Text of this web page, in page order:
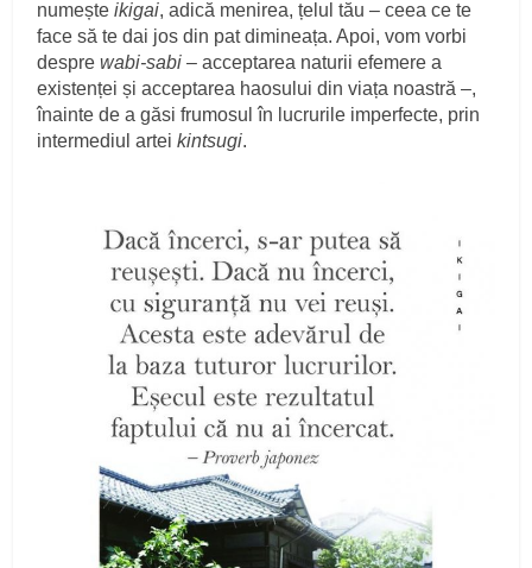
numeșteikigai, adică menirea, țelul tău – ceea ce te
face să te dai jos din pat dimineața. Apoi, vom vorbi
desprewabi-sabi– acceptarea naturii efemere a
existenței și acceptarea haosului din viața noastră –,
înainte de a găsi frumosul în lucrurile imperfecte, prin
intermediul arteikintsugi.